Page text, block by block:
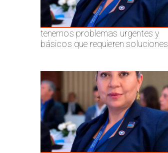
tenemos problemas urgentes y
básicos que requieren soluciones